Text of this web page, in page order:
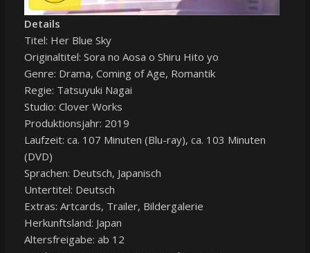
Details
Titel: Her Blue Sky
Originaltitel: Sora no Aosa o Shiru Hito yo
Genre: Drama, Coming of Age, Romantik
Regie: Tatsuyuki Nagai
Studio: Clover Works
Produktionsjahr: 2019
Laufzeit: ca. 107 Minuten (Blu-ray), ca. 103 Minuten
(DVD)
Sprachen: Deutsch, Japanisch
Untertitel: Deutsch
Extras: Artcards, Trailer, Bildergalerie
Herkunftsland: Japan
Altersfreigabe: ab 12